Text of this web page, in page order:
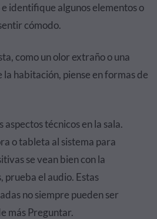
identifique algunos elementos o
cómodo.
como un olor extraño o una
la habitación, piense en formas de
técnicos en la sala.
o tableta al sistema para
se vean bien con la
prueba el audio. Estas
no siempre pueden ser
más Preguntar.